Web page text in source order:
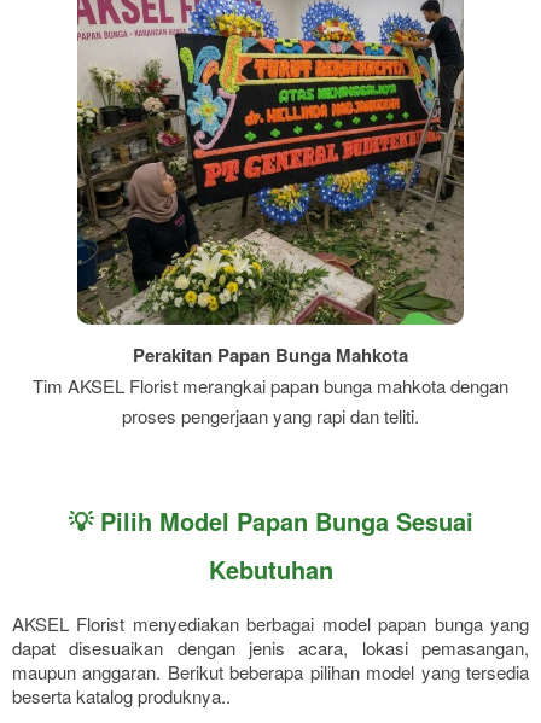
Perakitan Papan Bunga Mahkota
Tim AKSEL Florist merangkai papan bunga mahkota dengan
proses pengerjaan yang rapi dan teliti.
💡 Pilih Model Papan Bunga Sesuai
Kebutuhan
AKSEL Florist menyediakan berbagai model papan bunga yang
dapat disesuaikan dengan jenis acara, lokasi pemasangan,
maupun anggaran. Berikut beberapa pilihan model yang tersedia
beserta katalog produknya..